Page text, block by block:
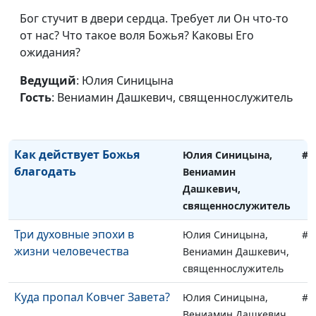
Бог стучит в двери сердца. Требует ли Он что-то
от нас? Что такое воля Божья? Каковы Его
ожидания?
Ведущий: Юлия Синицына
Гость: Вениамин Дашкевич, священнослужитель
Как молитва меняет нашу
Юлия Синицына,
Сильная и слабая молитва
Юлия Синицына,
Вениамин Дашкевич,
Как действует Божья
благодать
Юлия Синицына,
Вениамин
Дашкевич,
священнослужитель
Три духовные эпохи в
жизни человечества
Юлия Синицына,
Вениамин Дашкевич,
священнослужитель
Куда пропал Ковчег Завета?
Юлия Синицына,